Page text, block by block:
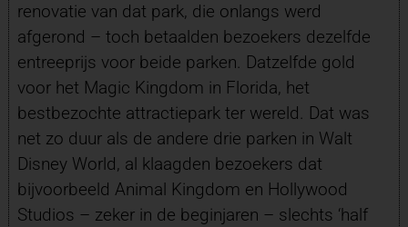
renovatie van dat park, die onlangs werd
afgerond – toch betaalden bezoekers dezelfde
entreeprijs voor beide parken. Datzelfde gold
voor het Magic Kingdom in Florida, het
bestbezochte attractiepark ter wereld. Dat was
net zo duur als de andere drie parken in Walt
Disney World, al klaagden bezoekers dat
bijvoorbeeld Animal Kingdom en Hollywood
Studios – zeker in de beginjaren – slechts ‘half